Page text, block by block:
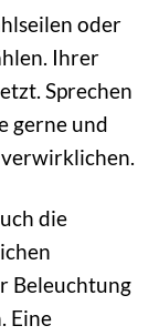
oder
Ihrer
Sprechen
gerne und
die
Beleuchtung
Eine